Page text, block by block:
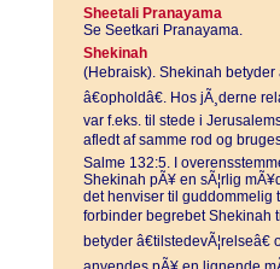
Sheetali Pranayama
Se Seetkari Pranayama.
Shekinah
(Hebraisk). Shekinah betyder at
â€opholdâ€. Hos jÃ¸derne
var f.eks. til stede i
afledt af samme rod og
Salme 132:5. I
Shekinah pÃ¥ en sÃ¦rlig
det henviser til guddommelig
forbinder begrebet Shekinah
betyder